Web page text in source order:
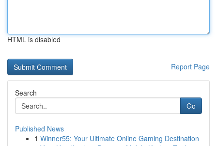
HTML is disabled
Report Page
Search
Go
Published News
1 Winner55: Your Ultimate Online Gaming Destination